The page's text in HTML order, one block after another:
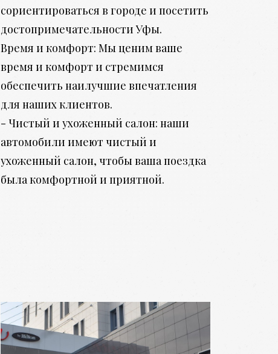
сориентироваться в городе и посетить
достопримечательности Уфы.
Время и комфорт: Мы ценим ваше
время и комфорт и стремимся
обеспечить наилучшие впечатления
для наших клиентов.
- Чистый и ухоженный салон: наши
автомобили имеют чистый и
ухоженный салон, чтобы ваша поездка
была комфортной и приятной.